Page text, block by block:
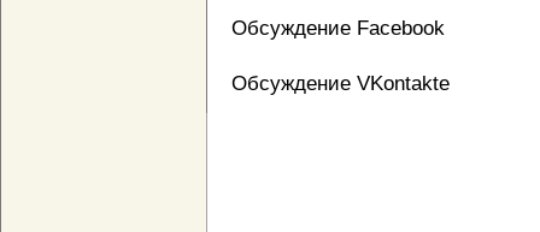
Обсуждение Facebook
Обсуждение VKontakte